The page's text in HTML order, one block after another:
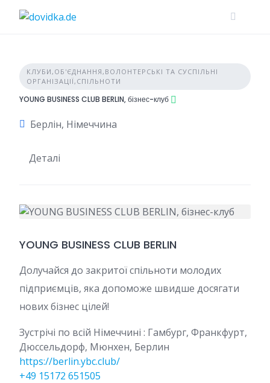
КЛУБИ,ОБ'ЄДНАННЯ,ВОЛОНТЕРСЬКІ ТА СУСПІЛЬНІ
ОРГАНІЗАЦІЇ,СПІЛЬНОТИ
YOUNG BUSINESS CLUB BERLIN, бізнес-клуб
Берлін, Німеччина
Деталі
YOUNG BUSINESS CLUB BERLIN
Долучайся до закритої спільноти молодих
підприємців, яка допоможе швидше досягати
нових бізнес цілей!
Зустрічі по всій Німеччині : Гамбург, Франкфурт,
Дюссельдорф, Мюнхен, Берлин
https://berlin.ybc.club/
+49 15172 651505